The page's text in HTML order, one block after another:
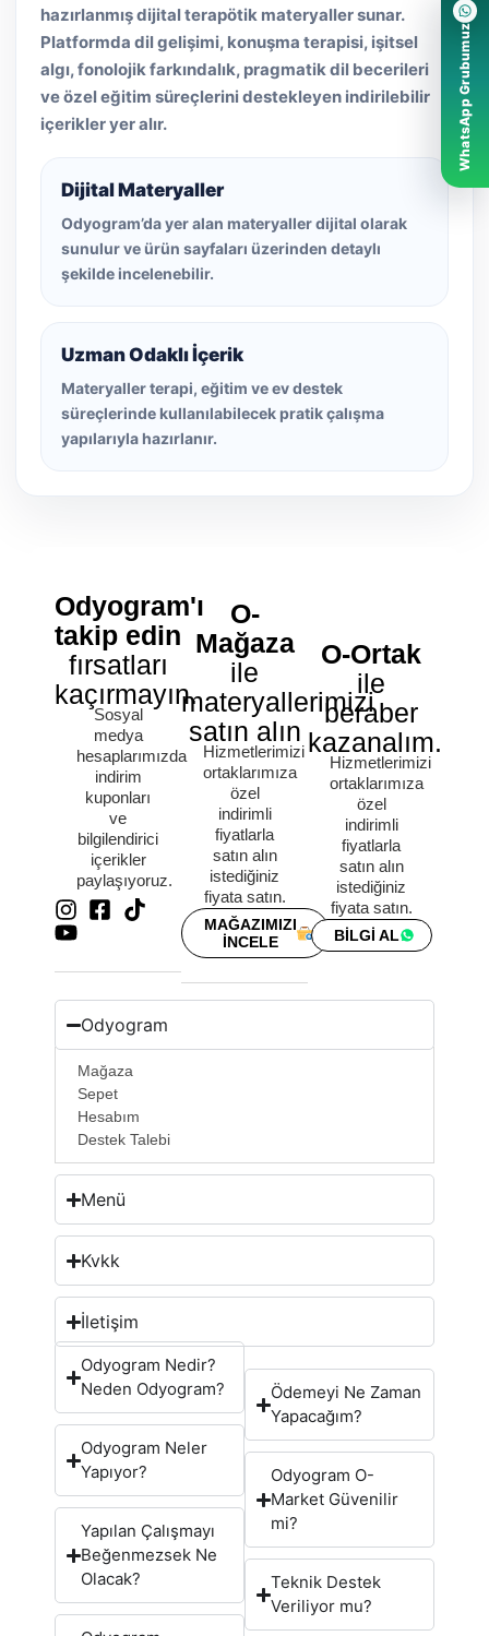
hazırlanmış dijital terapötik materyaller sunar.
Platformda dil gelişimi, konuşma terapisi, işitsel
algı, fonolojik farkındalık, pragmatik dil becerileri
ve özel eğitim süreçlerini destekleyen indirilebilir
içerikler yer alır.
Dijital Materyaller
Odyogram’da yer alan materyaller dijital olarak
sunulur ve ürün sayfaları üzerinden detaylı
şekilde incelenebilir.
Uzman Odaklı İçerik
Materyaller terapi, eğitim ve ev destek
süreçlerinde kullanılabilecek pratik çalışma
yapılarıyla hazırlanır.
Odyogram'ı
takip edin
fırsatları
kaçırmayın.
Sosyal
medya
hesaplarımızda
indirim
kuponları
ve
bilgilendirici
içerikler
paylaşıyoruz.
O-
Mağaza
ile
materyallerimizi
satın alın
Hizmetlerimizi
ortaklarımıza
özel
indirimli
fiyatlarla
satın alın
istediğiniz
fiyata satın.
MAĞAZIMIZI
İNCELE
O-Ortak
ile
beraber
kazanalım.
Hizmetlerimizi
ortaklarımıza
özel
indirimli
fiyatlarla
satın alın
istediğiniz
fiyata satın.
BİLGİ AL
Odyogram
Mağaza
Sepet
Hesabım
Destek Talebi
Menü
Kvkk
İletişim
Odyogram Nedir?
Neden Odyogram?
Odyogram Neler
Yapıyor?
Yapılan Çalışmayı
Beğenmezsek Ne
Olacak?
Ödemeyi Ne Zaman
Yapacağım?
Odyogram O-
Market Güvenilir
mi?
Teknik Destek
Veriliyor mu?
WhatsApp Grubumuz